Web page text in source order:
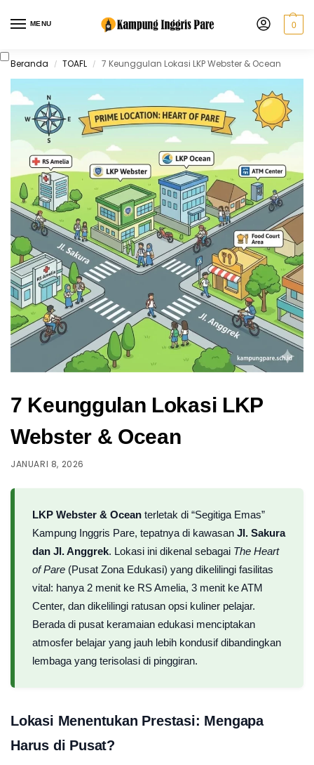
MENU 0
Beranda / TOAFL / 7 Keunggulan Lokasi LKP Webster & Ocean
7 Keunggulan Lokasi LKP
Webster & Ocean
JANUARI 8, 2026
LKP Webster & Ocean terletak di “Segitiga Emas”
Kampung Inggris Pare, tepatnya di kawasan Jl. Sakura
dan Jl. Anggrek. Lokasi ini dikenal sebagai The Heart
of Pare (Pusat Zona Edukasi) yang dikelilingi fasilitas
vital: hanya 2 menit ke RS Amelia, 3 menit ke ATM
Center, dan dikelilingi ratusan opsi kuliner pelajar.
Berada di pusat keramaian edukasi menciptakan
atmosfer belajar yang jauh lebih kondusif dibandingkan
lembaga yang terisolasi di pinggiran.
Lokasi Menentukan Prestasi: Mengapa
Harus di Pusat?